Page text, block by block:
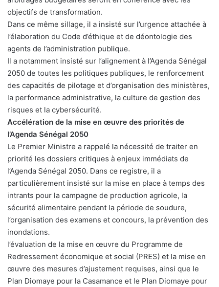
objectifs de transformation.
Dans ce même sillage, il a insisté sur l’urgence attachée à
l’élaboration du Code d’éthique et de déontologie des
agents de l’administration publique.
Il a notamment insisté sur l’alignement à l’Agenda Sénégal
2050 de toutes les politiques publiques, le renforcement
des capacités de pilotage et d’organisation des ministères,
la performance administrative, la culture de gestion des
risques et la cybersécurité.
Accélération de la mise en œuvre des priorités de
l’Agenda Sénégal 2050
Le Premier Ministre a rappelé la nécessité de traiter en
priorité les dossiers critiques à enjeux immédiats de
l’Agenda Sénégal 2050. Dans ce registre, il a
particulièrement insisté sur la mise en place à temps des
intrants pour la campagne de production agricole, la
sécurité alimentaire pendant la période de soudure,
l’organisation des examens et concours, la prévention des
inondations.
l’évaluation de la mise en œuvre du Programme de
Redressement économique et social (PRES) et la mise en
œuvre des mesures d’ajustement requises, ainsi que le
Plan Diomaye pour la Casamance et le Plan Diomaye pour